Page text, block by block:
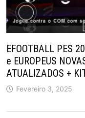
EFOOTBALL PES
e EUROPEUS
ATUALIZADOS +
Fevereiro 3, 2025